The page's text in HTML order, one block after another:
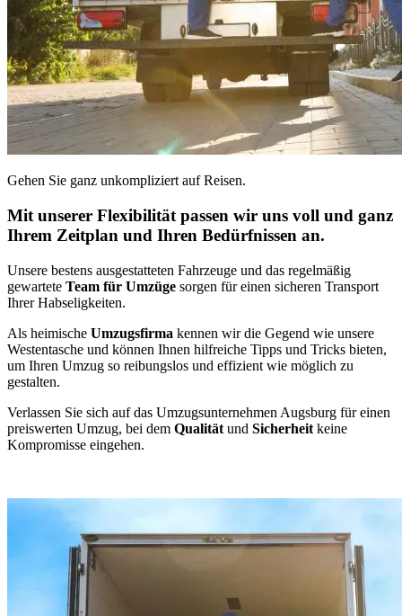
Gehen Sie ganz unkompliziert auf Reisen.
Mit unserer Flexibilität passen wir uns voll und ganz
Ihrem Zeitplan und Ihren Bedürfnissen an.
Unsere bestens ausgestatteten Fahrzeuge und das regelmäßig
gewartete Team für Umzüge sorgen für einen sicheren Transport
Ihrer Habseligkeiten.
Als heimische Umzugsfirma kennen wir die Gegend wie unsere
Westentasche und können Ihnen hilfreiche Tipps und Tricks bieten,
um Ihren Umzug so reibungslos und effizient wie möglich zu
gestalten.
Verlassen Sie sich auf das Umzugsunternehmen Augsburg für einen
preiswerten Umzug, bei dem Qualität und Sicherheit keine
Kompromisse eingehen.